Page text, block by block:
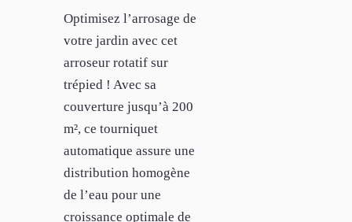
Optimisez l’arrosage de
votre jardin avec cet
arroseur rotatif sur
trépied ! Avec sa
couverture jusqu’à 200
m², ce tourniquet
automatique assure une
distribution homogène
de l’eau pour une
croissance optimale de